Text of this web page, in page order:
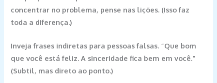
concentrar no problema, pense nas lições. (Isso faz
toda a diferença.)
Inveja frases indiretas para pessoas falsas. “Que bom
que você está feliz. A sinceridade fica bem em você.”
(Subtil, mas direto ao ponto.)